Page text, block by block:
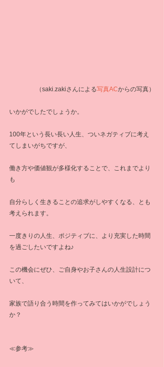
（saki.zakiさんによる写真ACからの写真）
いかがでしたでしょうか。
100年という長い長い人生、ついネガティブに考え
てしまいがちですが、
働き方や価値観が多様化することで、これまでより
も
自分らしく生きることの追求がしやすくなる、とも
考えられます。
一度きりの人生、ポジティブに、より充実した時間
を過ごしたいですよね♪
この機会にぜひ、ご自身やお子さんの人生設計につ
いて、
家族で語り合う時間を作ってみてはいかがでしょう
か？
≪参考≫